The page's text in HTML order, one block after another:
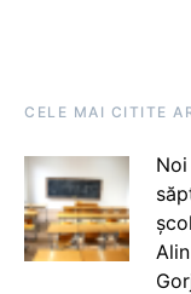
CELE MAI CITITE